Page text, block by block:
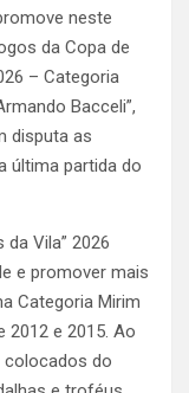
neste
da Copa de
– Categoria
Bacceli”,
disputa as
última partida do
Vila” 2026
e promover mais
Categoria Mirim
2012 e 2015. Ao
colocados do